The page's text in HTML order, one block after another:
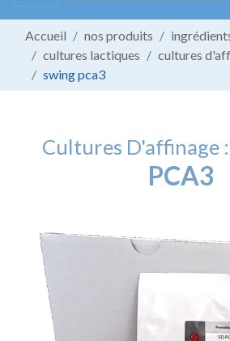
Accueil nos produits
cultures lactiques
cultures
swing pca3
Cultures D'affinage :
PCA3